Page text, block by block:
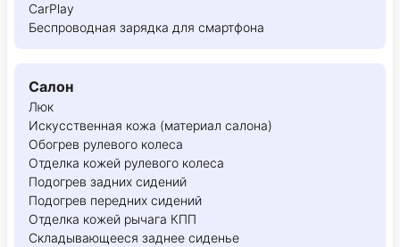
CarPlay
Беспроводная зарядка для смартфона
Салон
Люк
Искусственная кожа (материал салона)
Обогрев рулевого колеса
Отделка кожей рулевого колеса
Подогрев задних сидений
Подогрев передних сидений
Отделка кожей рычага КПП
Складывающееся заднее сиденье